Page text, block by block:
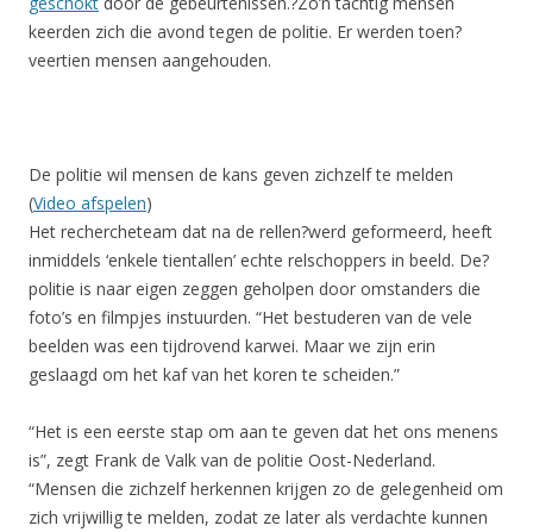
keerden zich die avond tegen de politie. Er werden toen?
veertien mensen aangehouden.
De politie wil mensen de kans geven zichzelf te melden
(Video afspelen)
Het rechercheteam dat na de rellen?werd geformeerd, heeft
inmiddels ‘enkele tientallen’ echte relschoppers in beeld. De?
politie is naar eigen zeggen geholpen door omstanders die
foto’s en filmpjes instuurden. “Het bestuderen van de vele
beelden was een tijdrovend karwei. Maar we zijn erin
geslaagd om het kaf van het koren te scheiden.”
“Het is een eerste stap om aan te geven dat het ons menens
is”, zegt Frank de Valk van de politie Oost-Nederland.
“Mensen die zichzelf herkennen krijgen zo de gelegenheid om
zich vrijwillig te melden, zodat ze later als verdachte kunnen